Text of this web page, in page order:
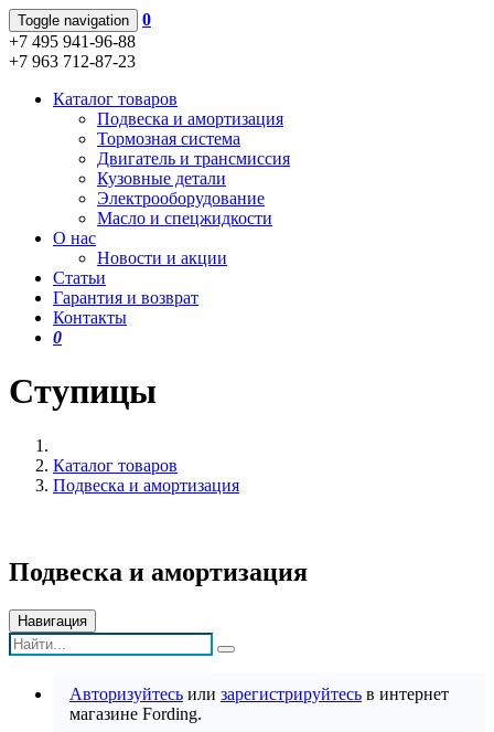
Toggle navigation
0
+7 495 941-96-88
+7 963 712-87-23
Каталог товаров
Подвеска и амортизация
Тормозная система
Двигатель и трансмиссия
Кузовные детали
Электрооборудование
Масло и спецжидкости
О нас
Новости и акции
Статьи
Гарантия и возврат
Контакты
0
Ступицы
Каталог товаров
Подвеска и амортизация
Подвеска и амортизация
Навигация
Авторизуйтесь или зарегистрируйтесь в интернет
магазине Fording.